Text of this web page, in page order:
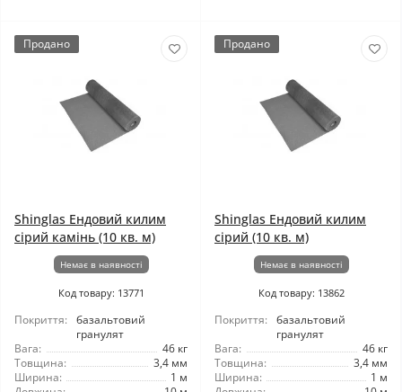
Продано
Shinglas Ендовий килим
сірий камінь (10 кв. м)
Немає в наявності
Код товару: 13771
Покриття:
базальтовий
гранулят
Вага:
46 кг
Товщина:
3,4 мм
Ширина:
1 м
Продано
Shinglas Ендовий килим
сірий (10 кв. м)
Немає в наявності
Код товару: 13862
Покриття:
базальтовий
гранулят
Вага:
46 кг
Товщина:
3,4 мм
Ширина:
1 м